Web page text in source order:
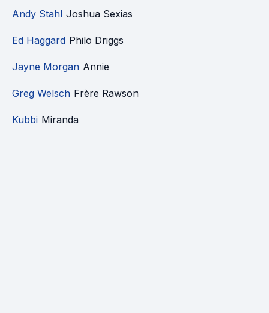
Andy Stahl Joshua Sexias
Ed Haggard Philo Driggs
Jayne Morgan Annie
Greg Welsch Frère Rawson
Kubbi Miranda